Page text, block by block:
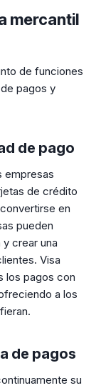
mercantil
de funciones
pagos y
de pago
empresas
de crédito
en
pueden
crear una
Visa
los pagos con
a los
de pagos
su